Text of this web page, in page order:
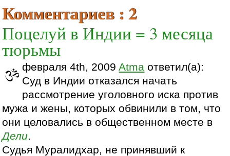
Комментариев : 2
Поцелуй в Индии = 3 месяца
тюрьмы
февраля 4th, 2009Atma ответил(а):
Суд в Индии отказался начать
рассмотрение уголовного иска против
мужа и жены, которых обвинили в том, что
они целовались в общественном месте в
Дели.
Судья Муралидхар, не принявший к